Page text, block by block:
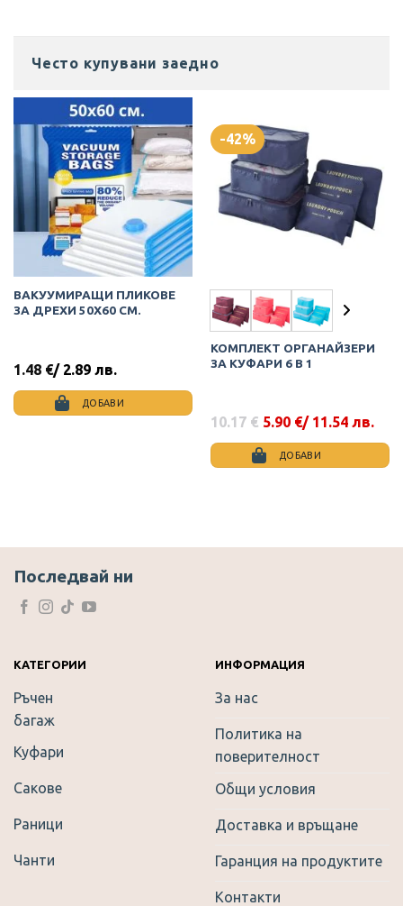
Често купувани заедно
ВАКУУМИРАЩИ ПЛИКОВЕ
ЗА ДРЕХИ 50Х60 СМ.
1.48 €/ 2.89 лв.
ДОБАВИ
-42%
КОМПЛЕКТ ОРГАНАЙЗЕРИ
ЗА КУФАРИ 6 В 1
10.17 €
Original
price
10.17 €.
5.90 €
Текущата
цена
5.90 €.
/ 11.54 лв.
ДОБАВИ
variants.
on
product
Последвай ни
КАТЕГОРИИ
Ръчен
багаж
Куфари
Сакове
Раници
Чанти
ИНФОРМАЦИЯ
За нас
Политика на
поверителност
Общи условия
Доставка и връщане
Гаранция на продуктите
Контакти